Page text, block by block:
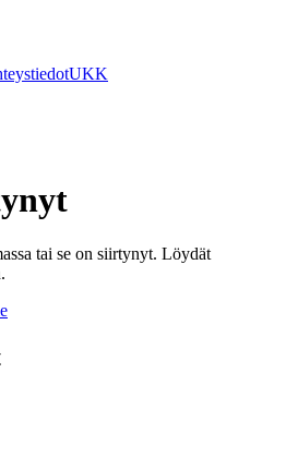
UKK
tai se on siirtynyt. Löydät